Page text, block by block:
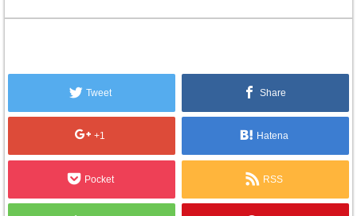
Tweet Share
+1 Hatena
Pocket RSS